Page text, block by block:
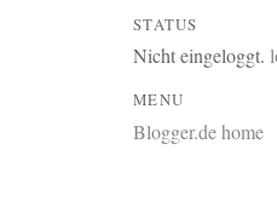
STATUS
Nicht eingeloggt.
MENU
Blogger.de home